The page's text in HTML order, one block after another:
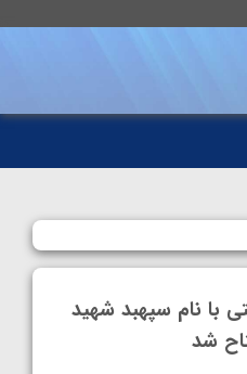
با نام سپهبد شهید
شد